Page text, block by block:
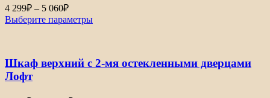
4 299₽ – 5 060₽Диапазон
цен:
4
5
Выберите параметры
Шкаф верхний с 2-мя остекленными дверцами
Лофт